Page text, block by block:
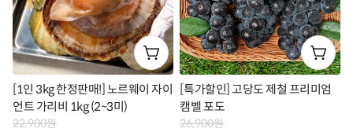
[1인 3kg 한정판매!] 노르웨이 자이
언트 가리비 1kg (2~3미)
22,900원
[특가할인] 고당도 제철 프리미엄
캠벨 포도
26,900원